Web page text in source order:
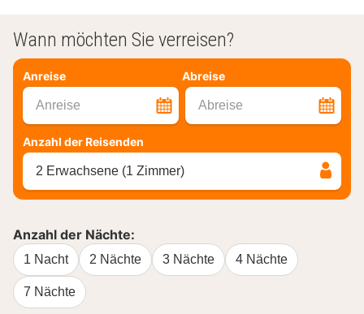
Wann möchten Sie verreisen?
Anreise Abreise
Anreise Abreise
Anzahl der Reisenden
2 Erwachsene (1 Zimmer)
Anzahl der Nächte:
1 Nacht 2 Nächte 3 Nächte 4 Nächte
7 Nächte